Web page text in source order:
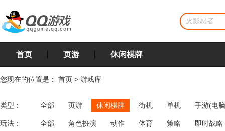
首页 页游 休闲棋牌
您现在的位置是： 首页 > 游戏库
类型： 全部 页游 休闲棋牌 街机 单机 手游(电
玩法： 全部 角色扮演 动作 体育 策略
即时战略